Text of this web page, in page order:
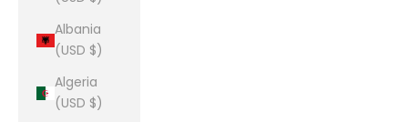
Albania
(USD $)
Algeria
(USD $)